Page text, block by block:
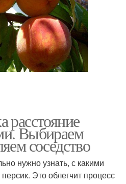
расстояние
Выбираем
соседство
нужно узнать, с какими
Это облегчит процесс